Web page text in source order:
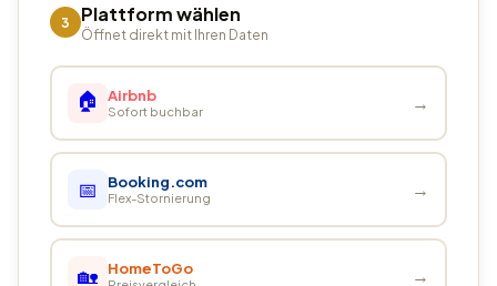
3 Plattform wählen
Öffnet direkt mit Ihren Daten
🏠 Airbnb
Sofort buchbar →
📅 Booking.com
Flex-Stornierung →
🏡 HomeToGo →